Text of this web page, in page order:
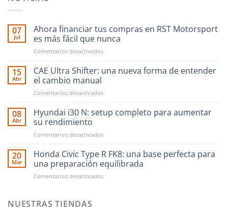
07
Jul
Ahora financiar tus compras en RST Motorsport
es más fácil que nunca
Comentarios desactivadosen
financiar
en
Motorsport
fácil
nunca
15
Abr
CAE Ultra Shifter: una nueva forma de entender
el cambio manual
Comentarios desactivadosen
Ultra
Shifter:
nueva
de
entender
cambio
08
Abr
Hyundai i30 N: setup completo para aumentar
su rendimiento
Comentarios desactivadosen
i30
setup
completo
20
Mar
Honda Civic Type R FK8: una base perfecta para
una preparación equilibrada
Comentarios desactivadosen
NUESTRAS TIENDAS